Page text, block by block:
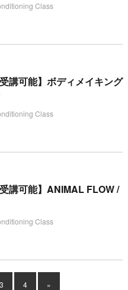
Class
講可能】ボディメイキング
Class
受講可能】ANIMAL FLOW /
Class
3 4 »